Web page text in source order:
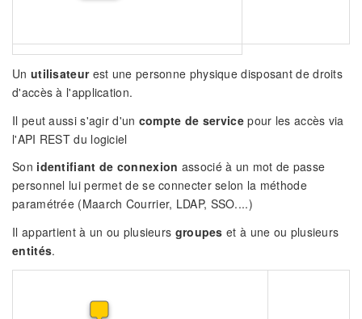
Un utilisateurest une personne physique disposant de droits
d'accès à l'application.
Il peut aussi s'agir d'un compte de servicepour les accès via
l'API REST du logiciel
Son identifiant de connexion associé à un mot de passe
personnel lui permet de se connecter selon la méthode
paramétrée (Maarch Courrier, LDAP, SSO....)
Il appartient à un ou plusieurs groupes et à une ou plusieurs
entités.